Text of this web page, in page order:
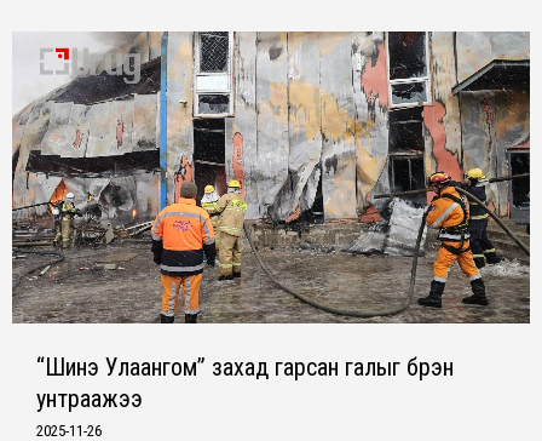
“Шинэ Улаангом” захад гарсан галыг бүрэн
унтраажээ
2025-11-26